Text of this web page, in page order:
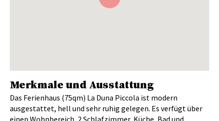
Merkmale und Ausstattung
Das Ferienhaus (75qm) La Duna Piccola ist modern
ausgestattet, hell und sehr ruhig gelegen. Es verfügt über